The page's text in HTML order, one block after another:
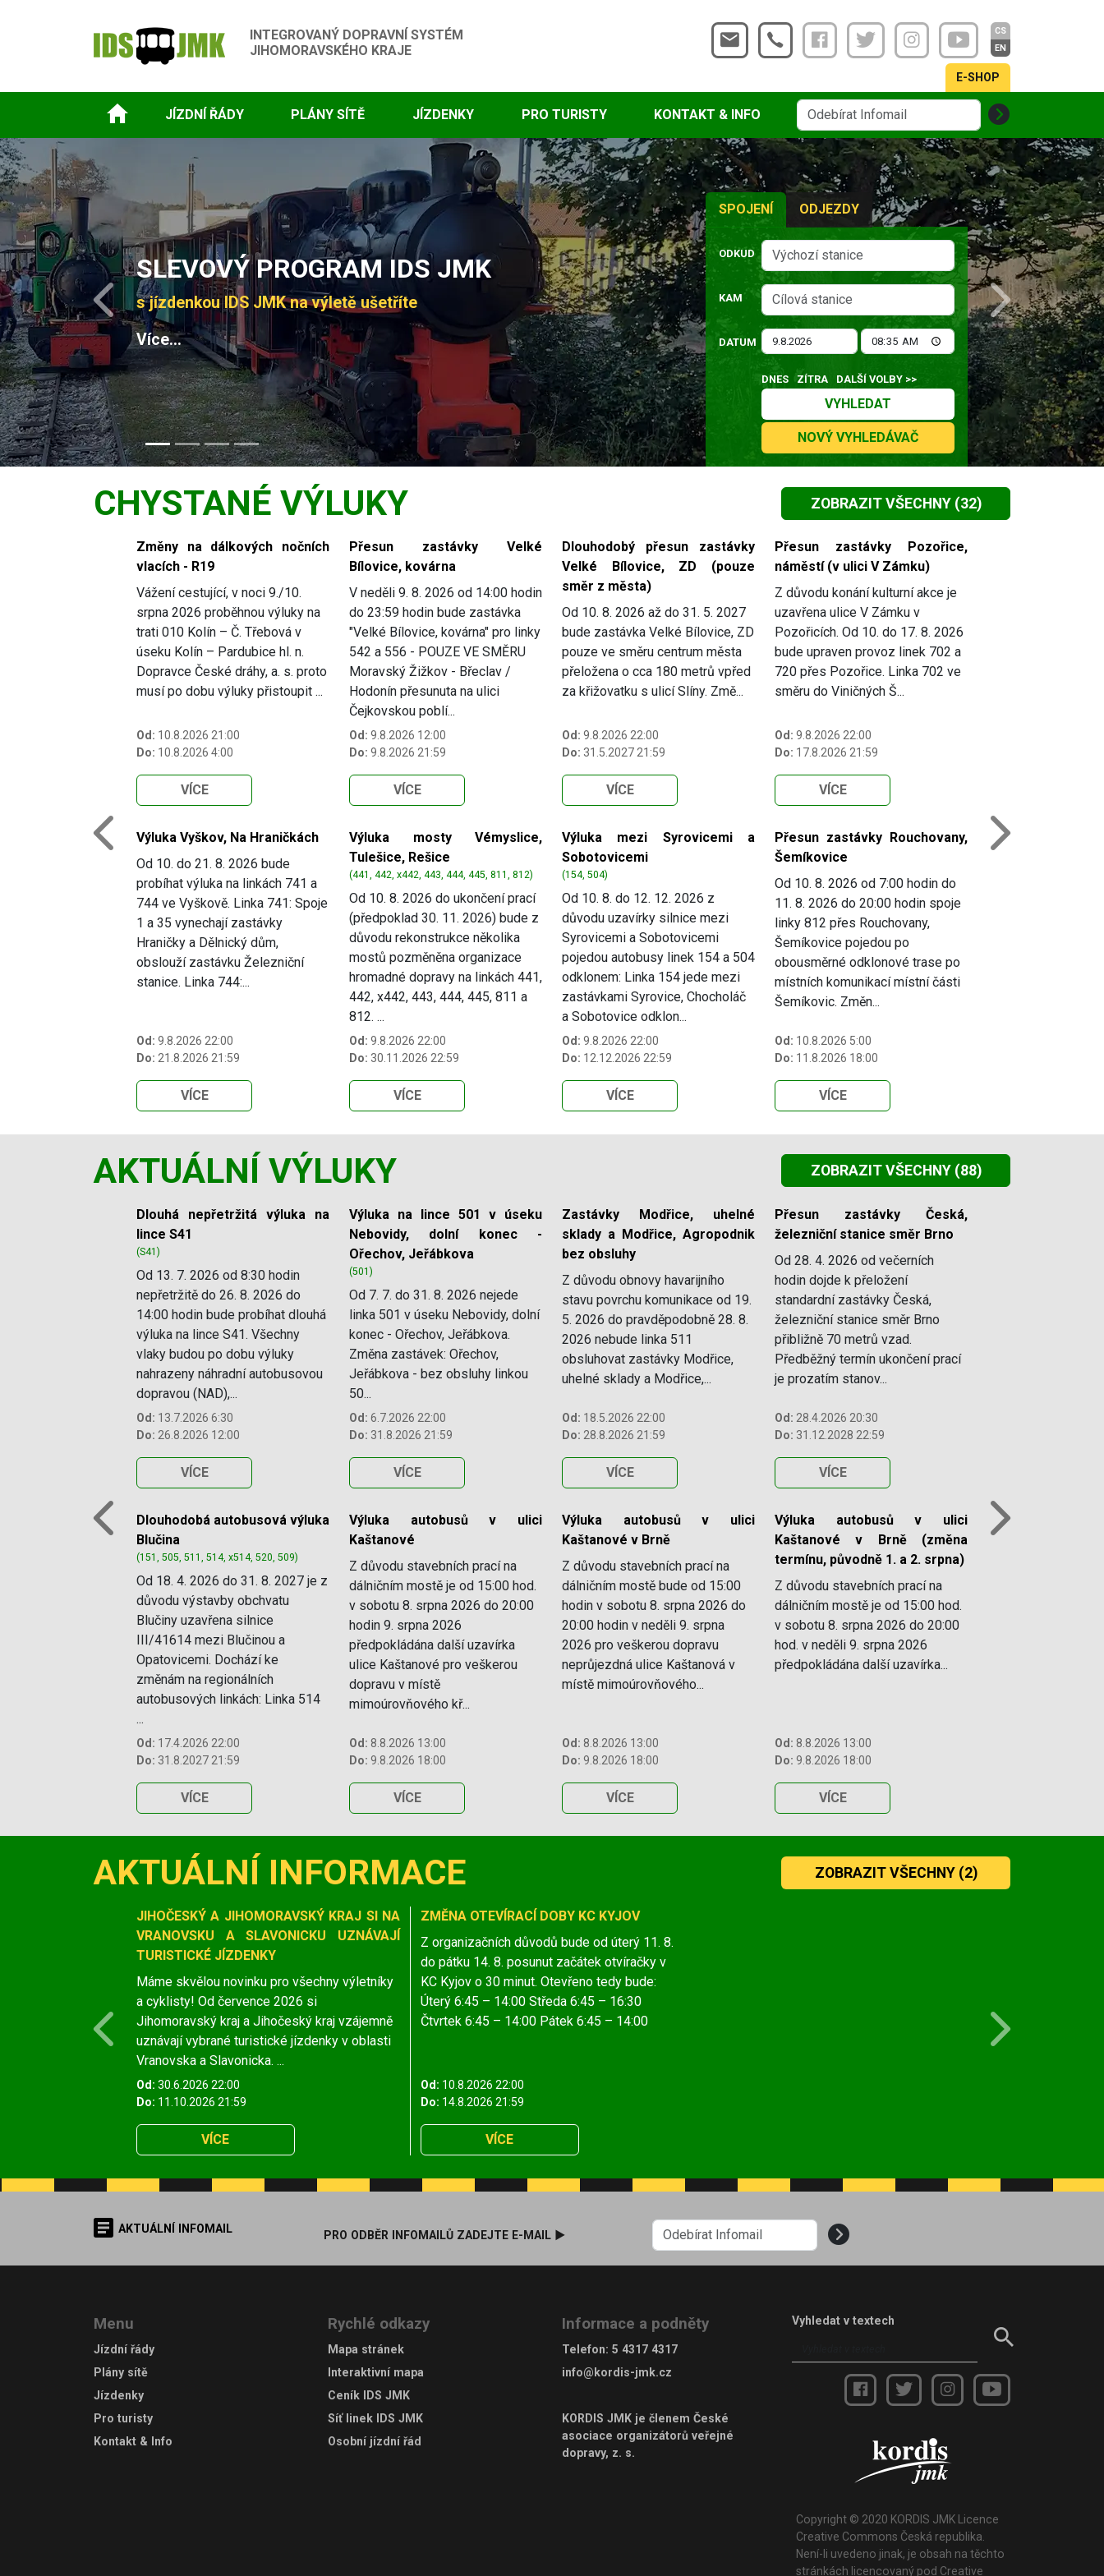
INTEGROVANÝ DOPRAVNÍ SYSTÉM
JIHOMORAVSKÉHO KRAJE
CS
EN
E-SHOP
JÍZDNÍ ŘÁDY PLÁNY SÍTĚ JÍZDENKY PRO TURISTY KONTAKT & INFO
SLEVOVÝ PROGRAM IDS JMK
s jízdenkou IDS JMK na výletě ušetříte
Více...
Previous Next
SPOJENÍ ODJEZDY
ODKUD
KAM
DATUM
DNES ZÍTRA DALŠÍ VOLBY >>
VYHLEDAT
NOVÝ VYHLEDÁVAČ
CHYSTANÉ VÝLUKY ZOBRAZIT VŠECHNY(32)
Slide 1 of 4
Změny na dálkových nočních
vlacích - R19
Vážení cestující, v noci 9./10.
srpna 2026 proběhnou výluky na
trati 010 Kolín – Č. Třebová v
úseku Kolín – Pardubice hl. n.
Dopravce České dráhy, a. s. proto
musí po dobu výluky přistoupit ...
Od: 10.8.2026 21:00
Do: 10.8.2026 4:00
VÍCE
Přesun zastávky Velké
Bílovice, kovárna
V neděli 9. 8. 2026 od 14:00 hodin
do 23:59 hodin bude zastávka
"Velké Bílovice, kovárna" pro linky
542 a 556 - POUZE VE SMĚRU
Moravský Žižkov - Břeclav /
Hodonín přesunuta na ulici
Čejkovskou poblí...
Od: 9.8.2026 12:00
Do: 9.8.2026 21:59
VÍCE
Dlouhodobý přesun zastávky
Velké Bílovice, ZD (pouze
směr z města)
Od 10. 8. 2026 až do 31. 5. 2027
bude zastávka Velké Bílovice, ZD
pouze ve směru centrum města
přeložena o cca 180 metrů vpřed
za křižovatku s ulicí Slíny. Změ...
Od: 9.8.2026 22:00
Do: 31.5.2027 21:59
VÍCE
Přesun zastávky Pozořice,
náměstí (v ulici V Zámku)
Z důvodu konání kulturní akce je
uzavřena ulice V Zámku v
Pozořicích. Od 10. do 17. 8. 2026
bude upraven provoz linek 702 a
720 přes Pozořice. Linka 702 ve
směru do Viničných Š...
Od: 9.8.2026 22:00
Do: 17.8.2026 21:59
VÍCE
Výluka Vyškov, Na Hraničkách
Od 10. do 21. 8. 2026 bude
probíhat výluka na linkách 741 a
744 ve Vyškově. Linka 741: Spoje
1 a 35 vynechají zastávky
Hraničky a Dělnický dům,
obslouží zastávku Železniční
stanice. Linka 744:...
Od: 9.8.2026 22:00
Do: 21.8.2026 21:59
VÍCE
Výluka mosty Vémyslice,
Tulešice, Rešice
(441, 442, x442, 443, 444, 445, 811, 812)
Od 10. 8. 2026 do ukončení prací
(předpoklad 30. 11. 2026) bude z
důvodu rekonstrukce několika
mostů pozměněna organizace
hromadné dopravy na linkách 441,
442, x442, 443, 444, 445, 811 a
812. ...
Od: 9.8.2026 22:00
Do: 30.11.2026 22:59
VÍCE
Výluka mezi Syrovicemi a
Sobotovicemi
(154, 504)
Od 10. 8. do 12. 12. 2026 z
důvodu uzavírky silnice mezi
Syrovicemi a Sobotovicemi
pojedou autobusy linek 154 a 504
odklonem: Linka 154 jede mezi
zastávkami Syrovice, Chocholáč
a Sobotovice odklon...
Od: 9.8.2026 22:00
Do: 12.12.2026 22:59
VÍCE
Přesun zastávky Rouchovany,
Šemíkovice
Od 10. 8. 2026 od 7:00 hodin do
11. 8. 2026 do 20:00 hodin spoje
linky 812 přes Rouchovany,
Šemíkovice pojedou po
obousměrné odklonové trase po
místních komunikací místní části
Šemíkovic. Změn...
Od: 10.8.2026 5:00
Do: 11.8.2026 18:00
VÍCE
Previous
AKTUÁLNÍ VÝLUKY ZOBRAZIT VŠECHNY(88)
Slide 1 of 11
Dlouhá nepřetržitá výluka na
lince S41
(S41)
Od 13. 7. 2026 od 8:30 hodin
nepřetržitě do 26. 8. 2026 do
14:00 hodin bude probíhat dlouhá
výluka na lince S41. Všechny
vlaky budou po dobu výluky
nahrazeny náhradní autobusovou
dopravou (NAD),...
Od: 13.7.2026 6:30
Do: 26.8.2026 12:00
VÍCE
Výluka na lince 501 v úseku
Nebovidy, dolní konec -
Ořechov, Jeřábkova
(501)
Od 7. 7. do 31. 8. 2026 nejede
linka 501 v úseku Nebovidy, dolní
konec - Ořechov, Jeřábkova.
Změna zastávek: Ořechov,
Jeřábkova - bez obsluhy linkou
50...
Od: 6.7.2026 22:00
Do: 31.8.2026 21:59
VÍCE
Zastávky Modřice, uhelné
sklady a Modřice, Agropodnik
bez obsluhy
Z důvodu obnovy havarijního
stavu povrchu komunikace od 19.
5. 2026 do pravděpodobně 28. 8.
2026 nebude linka 511
obsluhovat zastávky Modřice,
uhelné sklady a Modřice,...
Od: 18.5.2026 22:00
Do: 28.8.2026 21:59
VÍCE
Přesun zastávky Česká,
železniční stanice směr Brno
Od 28. 4. 2026 od večerních
hodin dojde k přeložení
standardní zastávky Česká,
železniční stanice směr Brno
přibližně 70 metrů vzad.
Předběžný termín ukončení prací
je prozatím stanov...
Od: 28.4.2026 20:30
Do: 31.12.2028 22:59
VÍCE
Dlouhodobá autobusová výluka
Blučina
(151, 505, 511, 514, x514, 520, 509)
Od 18. 4. 2026 do 31. 8. 2027 je z
důvodu výstavby obchvatu
Blučiny uzavřena silnice
III/41614 mezi Blučinou a
Opatovicemi. Dochází ke
změnám na regionálních
autobusových linkách: Linka 514
...
Od: 17.4.2026 22:00
Do: 31.8.2027 21:59
VÍCE
Výluka autobusů v ulici
Kaštanové
Z důvodu stavebních prací na
dálničním mostě je od 15:00 hod.
v sobotu 8. srpna 2026 do 20:00
hodin 9. srpna 2026
předpokládána další uzavírka
ulice Kaštanové pro veškerou
dopravu v místě
mimoúrovňového kř...
Od: 8.8.2026 13:00
Do: 9.8.2026 18:00
VÍCE
Výluka autobusů v ulici
Kaštanové v Brně
Z důvodu stavebních prací na
dálničním mostě bude od 15:00
hodin v sobotu 8. srpna 2026 do
20:00 hodin v neděli 9. srpna
2026 pro veškerou dopravu
neprůjezdná ulice Kaštanová v
místě mimoúrovňového...
Od: 8.8.2026 13:00
Do: 9.8.2026 18:00
VÍCE
Výluka autobusů v ulici
Kaštanové v Brně (změna
termínu, původně 1. a 2. srpna)
Z důvodu stavebních prací na
dálničním mostě je od 15:00 hod.
v sobotu 8. srpna 2026 do 20:00
hod. v neděli 9. srpna 2026
předpokládána další uzavírka...
Od: 8.8.2026 13:00
Do: 9.8.2026 18:00
VÍCE
Previous
AKTUÁLNÍ INFORMACE ZOBRAZIT VŠECHNY(2)
Slide 1 of 1
JIHOČESKÝ A JIHOMORAVSKÝ KRAJ SI NA
VRANOVSKU A SLAVONICKU UZNÁVAJÍ
TURISTICKÉ JÍZDENKY
Máme skvělou novinku pro všechny výletníky
a cyklisty! Od července 2026 si
Jihomoravský kraj a Jihočeský kraj vzájemně
uznávají vybrané turistické jízdenky v oblasti
Vranovska a Slavonicka. ...
Od: 30.6.2026 22:00
Do: 11.10.2026 21:59
VÍCE
ZMĚNA OTEVÍRACÍ DOBY KC KYJOV
Z organizačních důvodů bude od úterý 11. 8.
do pátku 14. 8. posunut začátek otvíračky v
KC Kyjov o 30 minut. Otevřeno tedy bude:
Úterý 6:45 – 14:00 Středa 6:45 – 16:30
Čtvrtek 6:45 – 14:00 Pátek 6:45 – 14:00
Od: 10.8.2026 22:00
Do: 14.8.2026 21:59
VÍCE
Previous
AKTUÁLNÍ INFOMAIL PRO ODBĚR INFOMAILŮ ZADEJTE E-MAIL ►
Menu
Jízdní řády
Plány sítě
Jízdenky
Pro turisty
Kontakt & Info
Rychlé odkazy
Mapa stránek
Interaktivní mapa
Ceník IDS JMK
Síť linek IDS JMK
Osobní jízdní řád
Informace a podněty
Telefon: 5 4317 4317
info@kordis-jmk.cz
KORDIS JMK je členem České
asociace organizátorů veřejné
dopravy, z. s.
Vyhledat v textech
Copyright © 2020 KORDIS JMK Licence
Creative Commons Česká republika.
Není-li uvedeno jinak, je obsah na těchto
stránkách licencovaný pod Creative